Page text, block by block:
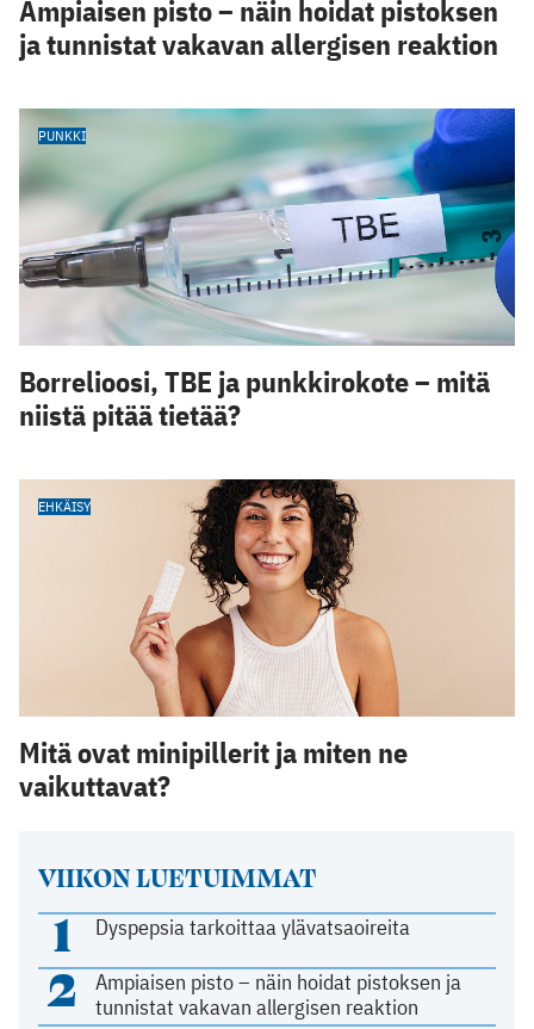
VIIKON LUETUIMMAT
1 Dyspepsia tarkoittaa ylävatsaoireita
2
Ampiaisen pisto – näin hoidat pistoksen ja
tunnistat vakavan allergisen reaktion
Ampiaisen pisto – näin hoidat pistoksen
ja tunnistat vakavan allergisen reaktion
PUNKKI
Borrelioosi, TBE ja punkkirokote – mitä
niistä pitää tietää?
EHKÄISY
Mitä ovat minipillerit ja miten ne
vaikuttavat?